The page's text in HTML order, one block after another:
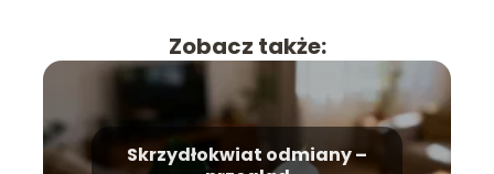
Zobacz także:
Skrzydłokwiat odmiany –